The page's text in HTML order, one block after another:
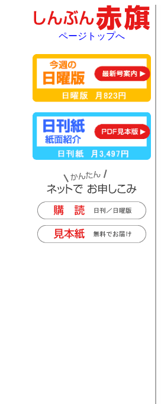
ページトップへ